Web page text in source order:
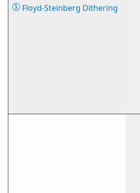
Floyd-Steinberg Dithering